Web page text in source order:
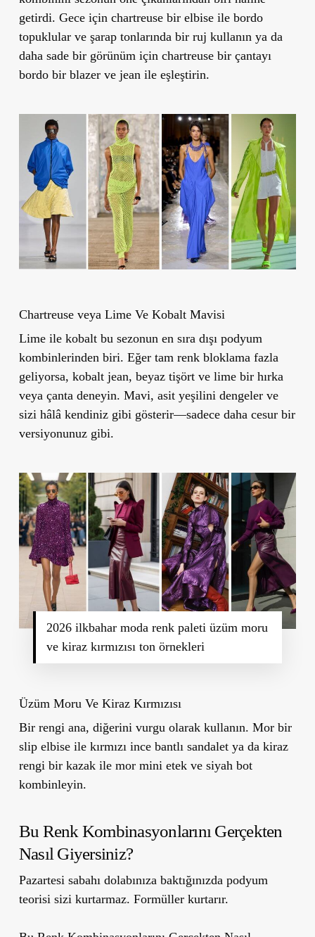
getirdi. Gece için chartreuse bir elbise ile bordo
topuklular ve şarap tonlarında bir ruj kullanın ya da
daha sade bir görünüm için chartreuse bir çantayı
bordo bir blazer ve jean ile eşleştirin.
Chartreuse veya Lime Ve Kobalt Mavisi
Lime ile kobalt bu sezonun en sıra dışı podyum
kombinlerinden biri. Eğer tam renk bloklama fazla
geliyorsa, kobalt jean, beyaz tişört ve lime bir hırka
veya çanta deneyin. Mavi, asit yeşilini dengeler ve
sizi hâlâ kendiniz gibi gösterir—sadece daha cesur bir
versiyonunuz gibi.
2026 ilkbahar moda renk paleti üzüm moru
ve kiraz kırmızısı ton örnekleri
Üzüm Moru Ve Kiraz Kırmızısı
Bir rengi ana, diğerini vurgu olarak kullanın. Mor bir
slip elbise ile kırmızı ince bantlı sandalet ya da kiraz
rengi bir kazak ile mor mini etek ve siyah bot
kombinleyin.
Bu Renk Kombinasyonlarını Gerçekten
Nasıl Giyersiniz?
Pazartesi sabahı dolabınıza baktığınızda podyum
teorisi sizi kurtarmaz. Formüller kurtarır.